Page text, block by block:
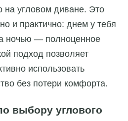
на угловом диване. Это
и практично: днем у тебя
ночью — полноценное
подход позволяет
использовать
без потери комфорта.
выбору углового